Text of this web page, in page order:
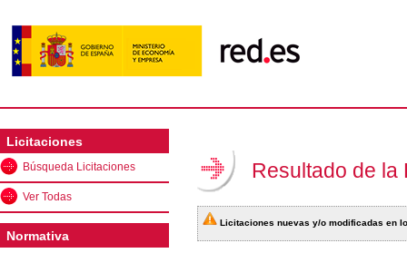
Licitaciones
Búsqueda Licitaciones
Ver Todas
Normativa
Resultado de la
Licitaciones nuevas y/o modificadas en